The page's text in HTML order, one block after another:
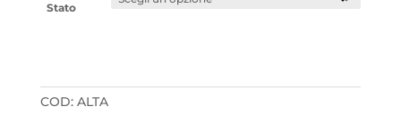
Stato
COD: ALTA